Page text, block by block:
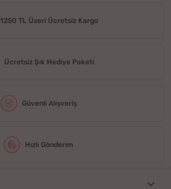
1250 TL Üzeri Ücretsiz Kargo
Ücretsiz Şık Hediye Paketi
Güvenli Alışveriş
Hızlı Gönderim